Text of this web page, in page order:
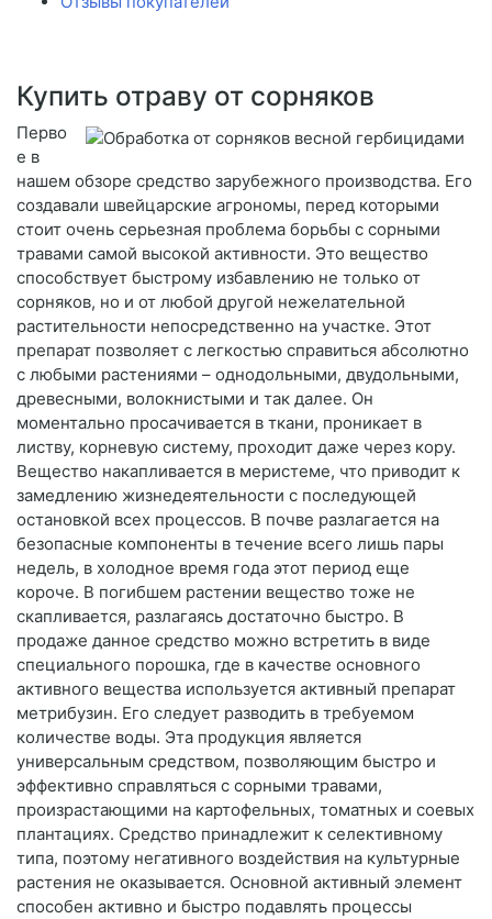
Купить отраву от сорняков
Перво
е в
нашем обзоре средство зарубежного производства. Его
создавали швейцарские агрономы, перед которыми
стоит очень серьезная проблема борьбы с сорными
травами самой высокой активности. Это вещество
способствует быстрому избавлению не только от
сорняков, но и от любой другой нежелательной
растительности непосредственно на участке. Этот
препарат позволяет с легкостью справиться абсолютно
с любыми растениями – однодольными, двудольными,
древесными, волокнистыми и так далее. Он
моментально просачивается в ткани, проникает в
листву, корневую систему, проходит даже через кору.
Вещество накапливается в меристеме, что приводит к
замедлению жизнедеятельности с последующей
остановкой всех процессов. В почве разлагается на
безопасные компоненты в течение всего лишь пары
недель, в холодное время года этот период еще
короче. В погибшем растении вещество тоже не
скапливается, разлагаясь достаточно быстро. В
продаже данное средство можно встретить в виде
специального порошка, где в качестве основного
активного вещества используется активный препарат
метрибузин. Его следует разводить в требуемом
количестве воды. Эта продукция является
универсальным средством, позволяющим быстро и
эффективно справляться с сорными травами,
произрастающими на картофельных, томатных и соевых
плантациях. Средство принадлежит к селективному
типа, поэтому негативного воздействия на культурные
растения не оказывается. Основной активный элемент
способен активно и быстро подавлять процессы